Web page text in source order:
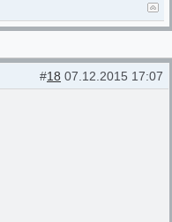
#18 07.12.2015 17:07